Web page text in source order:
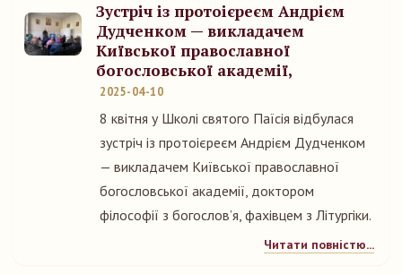
Зустріч із протоієреєм Андрієм
Дудченком — викладачем
Київської православної
богословської академії,
2025-04-10
8 квітня у Школі святого Паїсія відбулася
зустріч із протоієреєм Андрієм Дудченком
— викладачем Київської православної
богословської академії, доктором
філософії з богослов’я, фахівцем з Літургіки.
Читати повністю...